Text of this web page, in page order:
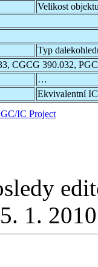
Velikost
Typ
CGCG 390.032,
…
Ekvivalentní
IC Project
1.